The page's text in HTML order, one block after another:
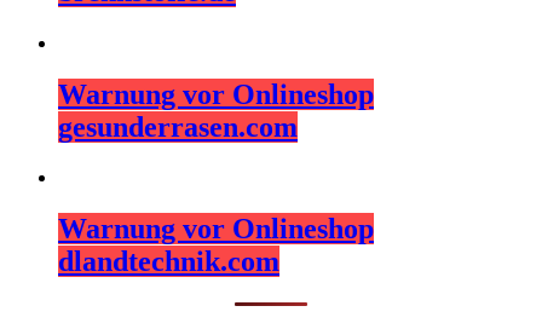
Warnung vor Onlineshop
gesunderrasen.com
Warnung vor Onlineshop
dlandtechnik.com